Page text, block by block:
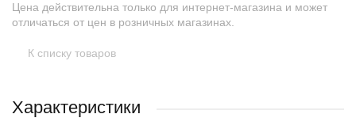
Цена действительна только для интернет-магазина и может
отличаться от цен в розничных магазинах.
К списку товаров
Характеристики